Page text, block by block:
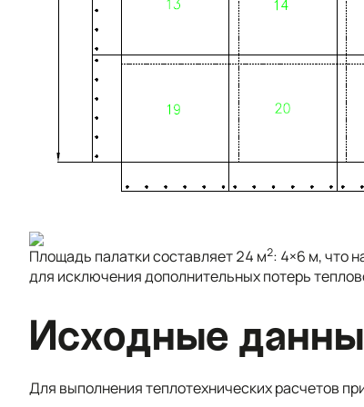
Площадь палатки составляет 24 м2: 4×6 м, что
для исключения дополнительных потерь
Исходные
Для выполнения теплотехнических расчетов